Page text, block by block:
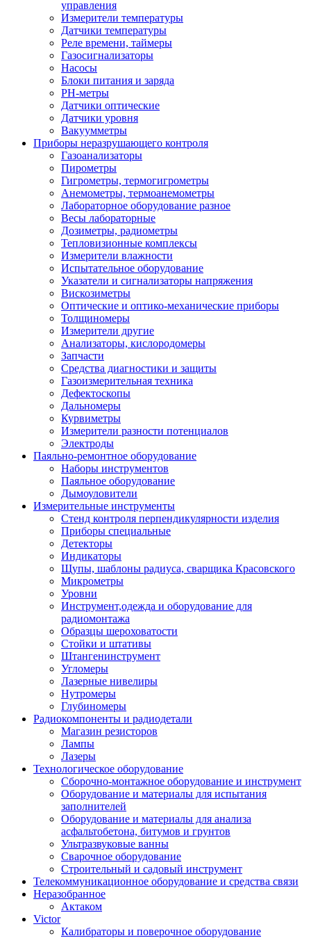
управления
Измерители температуры
Датчики температуры
Реле времени, таймеры
Газосигнализаторы
Насосы
Блоки питания и заряда
PH-метры
Датчики оптические
Датчики уровня
Вакуумметры
Приборы неразрушающего контроля
Газоанализаторы
Пирометры
Гигрометры, термогигрометры
Анемометры, термоанемометры
Лабораторное оборудование разное
Весы лабораторные
Дозиметры, радиометры
Тепловизионные комплексы
Измерители влажности
Испытательное оборудование
Указатели и сигнализаторы напряжения
Вискозиметры
Оптические и оптико-механические приборы
Толщиномеры
Измерители другие
Анализаторы, кислородомеры
Запчасти
Средства диагностики и защиты
Газоизмерительная техника
Дефектоскопы
Дальномеры
Курвиметры
Измерители разности потенциалов
Электроды
Паяльно-ремонтное оборудование
Наборы инструментов
Паяльное оборудование
Дымоуловители
Измерительные инструменты
Стенд контроля перпендикулярности изделия
Приборы специальные
Детекторы
Индикаторы
Щупы, шаблоны радиуса, сварщика Красовского
Микрометры
Уровни
Инструмент,одежда и оборудование для
радиомонтажа
Образцы шероховатости
Стойки и штативы
Штангенинструмент
Угломеры
Лазерные нивелиры
Нутромеры
Глубиномеры
Радиокомпоненты и радиодетали
Магазин резисторов
Лампы
Лазеры
Технологическое оборудование
Сборочно-монтажное оборудование и инструмент
Оборудование и материалы для испытания
заполнителей
Оборудование и материалы для анализа
асфальтобетона, битумов и грунтов
Ультразвуковые ванны
Сварочное оборудование
Строительный и садовый инструмент
Телекоммуникационное оборудование и средства связи
Неразобранное
Актаком
Victor
Калибраторы и поверочное оборудование